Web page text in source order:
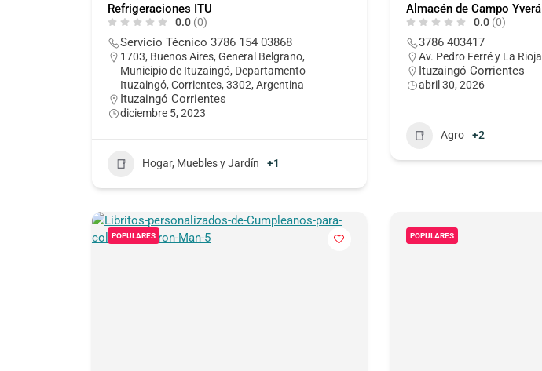
Refrigeraciones ITU
0.0 (0)
Servicio Técnico 3786 154 03868
1703, Buenos Aires, General Belgrano,
Municipio de Ituzaingó, Departamento
Ituzaingó, Corrientes, 3302, Argentina
Ituzaingó Corrientes
diciembre 5, 2023
Hogar, Muebles y Jardín +1
Almacén de Campo Yverá
0.0 (0)
3786 403417
Av. Pedro Ferré y La Rioja
Ituzaingó Corrientes
abril 30, 2026
Agro +2
POPULARES POPULARES